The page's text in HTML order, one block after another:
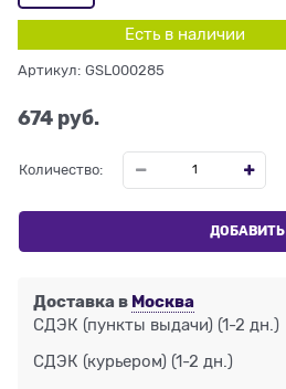
Есть в наличии
Артикул: GSL000285
674 руб.
Количество:
ДОБАВИТЬ
Доставка в Москва
СДЭК (пункты выдачи) (1-2 дн.)
СДЭК (курьером) (1-2 дн.)